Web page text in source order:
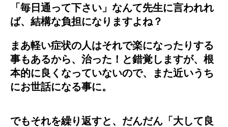
「毎日通って下さい」なんて先生に言われれ
ば、結構な負担になりますよね？
まあ軽い症状の人はそれで楽になったりする
事もあるから、治った！と錯覚しますが、根
本的に良くなっていないので、また近いうち
にお世話になる事に。
でもそれを繰り返すと、だんだん「大して良